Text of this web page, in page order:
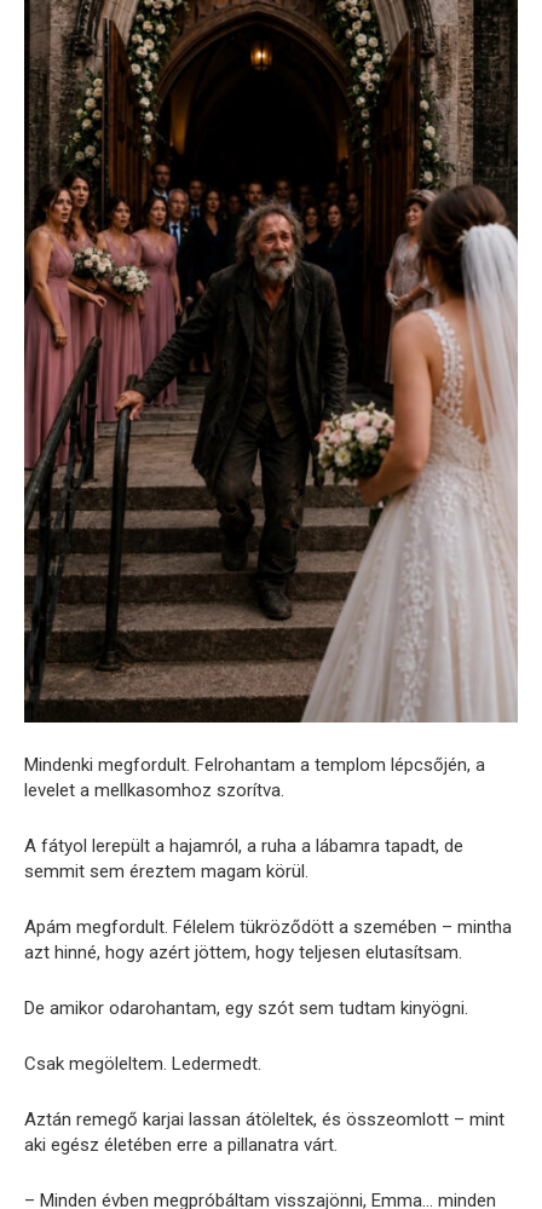
Mindenki megfordult. Felrohantam a templom lépcsőjén, a
levelet a mellkasomhoz szorítva.
A fátyol lerepült a hajamról, a ruha a lábamra tapadt, de
semmit sem éreztem magam körül.
Apám megfordult. Félelem tükröződött a szemében – mintha
azt hinné, hogy azért jöttem, hogy teljesen elutasítsam.
De amikor odarohantam, egy szót sem tudtam kinyögni.
Csak megöleltem. Ledermedt.
Aztán remegő karjai lassan átöleltek, és összeomlott – mint
aki egész életében erre a pillanatra várt.
– Minden évben megpróbáltam visszajönni, Emma… minden